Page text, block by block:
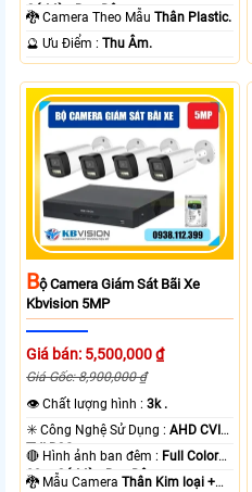
Có Màu Ban Ðêm.
🐉️ Camera Theo MẫuThân Plastic.
️🔮 Ưu Điểm :Thu Âm.
BỘ Camera Giám Sát Bãi Xe
Kbvision 5MP
Giá bán: 5,500,000 ₫
Giá Gốc: 8,900,000 ₫
👁 Chất lượng hình :3k .
✳️ Công Nghệ Sử Dụng :AHD CVI
TVI BCS.
🔴 Hình ảnh ban đêm : Full Color
80m Có Màu Ban Ðêm.
🐉️ Mẫu CameraThân Kim loại +